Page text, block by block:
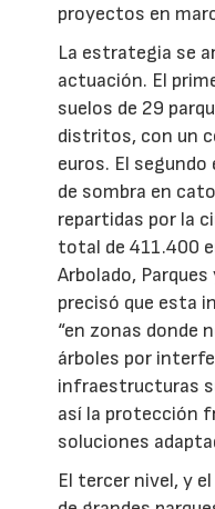
proyectos en
La estrategia se
actuación. El
suelos de 29
distritos, con un
euros. El
de sombra en
repartidas por la
total de 411.400
Arbolado,
precisó que esta
“en zonas donde
árboles por
infraestructuras
así la protección
soluciones
El tercer nivel, y